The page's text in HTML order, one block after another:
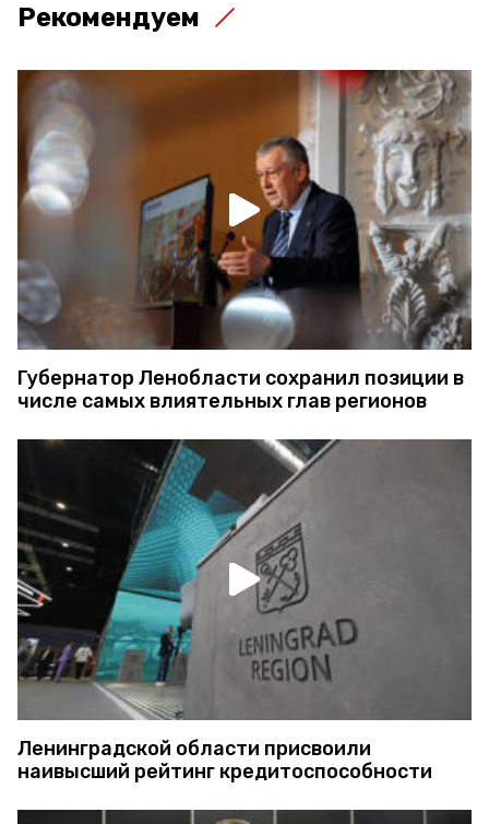
Рекомендуем
Губернатор Ленобласти сохранил позиции в
числе самых влиятельных глав регионов
Ленинградской области присвоили
наивысший рейтинг кредитоспособности